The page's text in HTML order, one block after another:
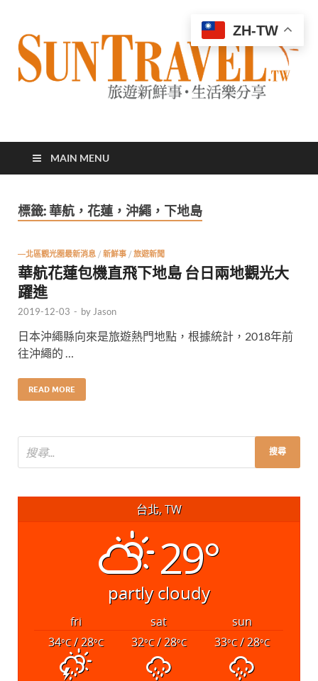
太陽網
MAIN MENU
標籤: 華航，花蓮，沖繩，下地島
—北區觀光圈最新消息 / 新鮮事 / 旅遊新聞
華航花蓮包機直飛下地島 台日兩地觀光大
躍進
2019-12-03 - by Jason
日本沖繩縣向來是旅遊熱門地點，根據統計，2018年前
往沖繩的 …
READ MORE
台北, TW
29°
partly cloudy
fri sat
sun
34°C/ 28°C 32°C/ 28°C 33°C/ 28°C
ZH-TW